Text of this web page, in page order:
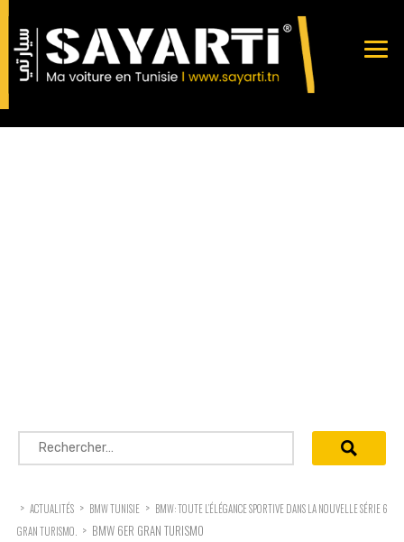
Rechercher :
> ACTUALITÉS > BMW TUNISIE > BMW: TOUTE L’ÉLÉGANCE SPORTIVE DANS LA NOUVELLE SÉRIE 6
GRAN TURISMO.
> BMW 6ER GRAN TURISMO